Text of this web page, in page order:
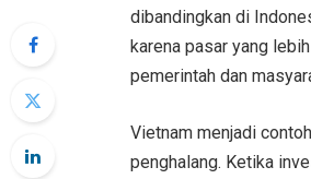
dibandingkan di
karena pasar yang
pemerintah dan
Vietnam menjadi
penghalang. Ketika